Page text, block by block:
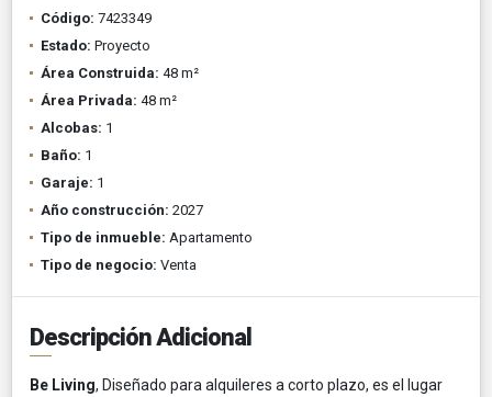
Código: 7423349
Estado: Proyecto
Área Construida: 48 m²
Área Privada: 48 m²
Alcobas: 1
Baño: 1
Garaje: 1
Año construcción: 2027
Tipo de inmueble: Apartamento
Tipo de negocio: Venta
Descripción Adicional
Be Living, Diseñado para alquileres a corto plazo, es el lugar